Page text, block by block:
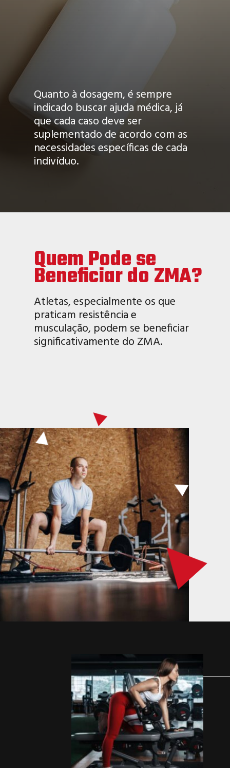
Quanto à dosagem, é sempre
indicado buscar ajuda médica, já
que cada caso deve ser
suplementado de acordo com as
necessidades específicas de cada
indivíduo.
Atletas, especialmente os que
praticam resistência e
musculação, podem se beneficiar
significativamente do ZMA.
Quem Pode se
Beneficiar do ZMA?